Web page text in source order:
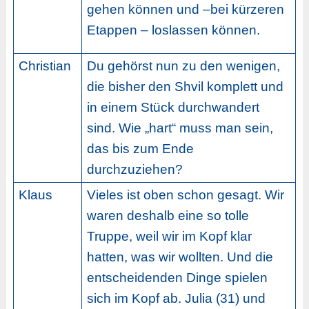
gehen können und –bei kürzeren
Etappen – loslassen können.
Christian
Du gehörst nun zu den wenigen,
die bisher den Shvil komplett und
in einem Stück durchwandert
sind. Wie „hart“ muss man sein,
das bis zum Ende
durchzuziehen?
Klaus
Vieles ist oben schon gesagt. Wir
waren deshalb eine so tolle
Truppe, weil wir im Kopf klar
hatten, was wir wollten. Und die
entscheidenden Dinge spielen
sich im Kopf ab. Julia (31) und